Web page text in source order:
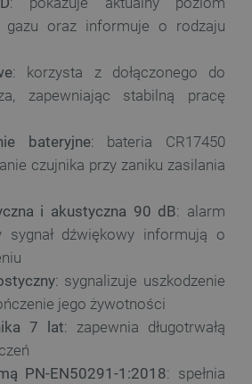
gazu oraz informuje o rodzaju
: korzysta z dołączonego do
zapewniając stabilną pracę
bateryjne: bateria CR17450
czujnika przy zaniku zasilania
i akustyczna 90 dB: alarm
sygnał dźwiękowy informują o
: sygnalizuje uszkodzenie
jego żywotności
7 lat: zapewnia długotrwałą
PN-EN50291-1:2018: spełnia